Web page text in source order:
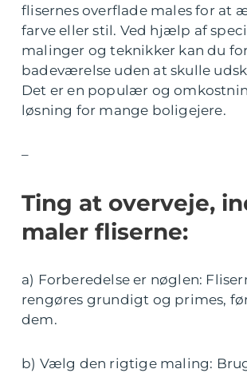
flisernes overflade males for at
farve eller stil. Ved hjælp af
malinger og teknikker kan du
badeværelse uden at skulle
Det er en populær og
løsning for mange boligejere.
–
Ting at overveje,
maler fliserne:
a) Forberedelse er nøglen:
rengøres grundigt og primes,
dem.
b) Vælg den rigtige maling: